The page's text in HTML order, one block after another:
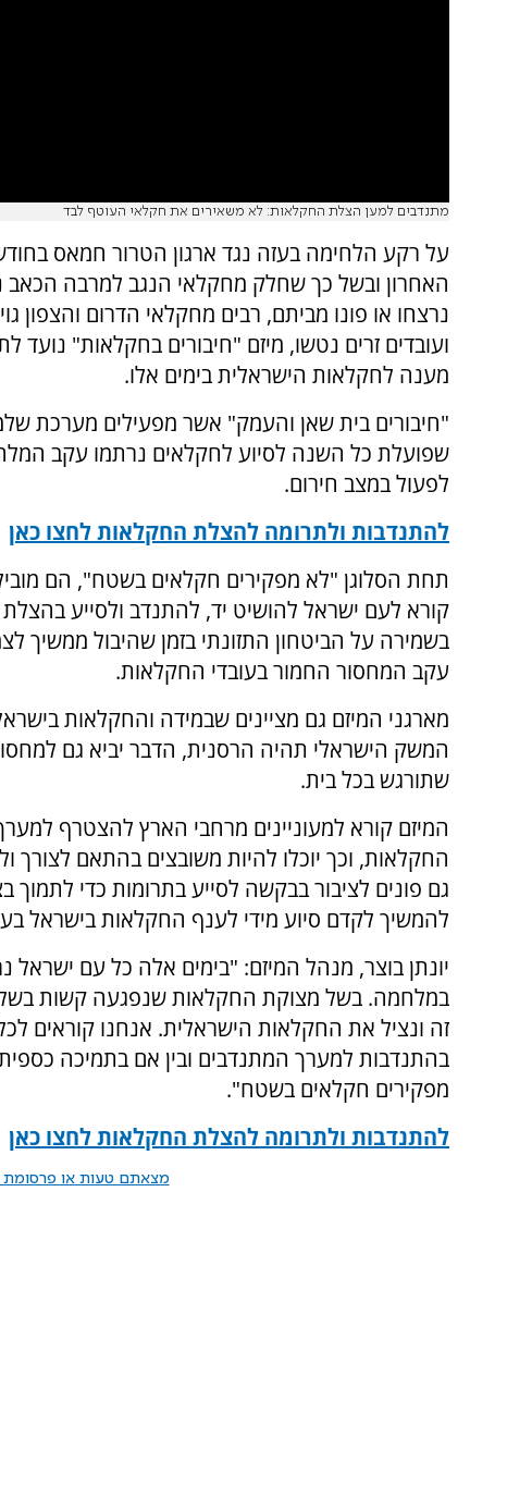
מתנדבים למען הצלת החקלאות: לא משאירים את חקלאי העוטף לבד
על רקע הלחימה בעזה נגד ארגון הטרור חמאס
האחרון ובשל כך שחלק מחקלאי הנגב למרבה הכאב
נרצחו או פונו מביתם, רבים מחקלאי הדרום והצפון
ועובדים זרים נטשו, מיזם "חיבורים בחקלאות" נועד
מענה לחקלאות הישראלית בימים אלו.
"חיבורים בית שאן והעמק" אשר מפעילים מערכת
שפועלת כל השנה לסיוע לחקלאים נרתמו עקב
לפעול במצב חירום.
להתנדבות ולתרומה להצלת החקלאות לחצו כאן
תחת הסלוגן "לא מפקירים חקלאים בשטח", הם
קורא לעם ישראל להושיט יד, להתנדב ולסייע
בשמירה על הביטחון התזונתי בזמן שהיבול ממשיך
עקב המחסור החמור בעובדי החקלאות.
מארגני המיזם גם מציינים שבמידה והחקלאות
המשק הישראלי תהיה הרסנית, הדבר יביא גם
שתורגש בכל בית.
המיזם קורא למעוניינים מרחבי הארץ להצטרף
החקלאות, וכך יוכלו להיות משובצים בהתאם לצורך
גם פונים לציבור בבקשה לסייע בתרומות כדי
להמשיך לקדם סיוע מידי לענף החקלאות בישראל
יונתן בוצר, מנהל המיזם: "בימים אלה כל עם
במלחמה. בשל מצוקת החקלאות שנפגעה קשות בשל
זה ונציל את החקלאות הישראלית. אנחנו קוראים
בהתנדבות למערך המתנדבים ובין אם בתמיכה
מפקירים חקלאים בשטח".
להתנדבות ולתרומה להצלת החקלאות לחצו כאן
מצאתם טעות או פרסומת